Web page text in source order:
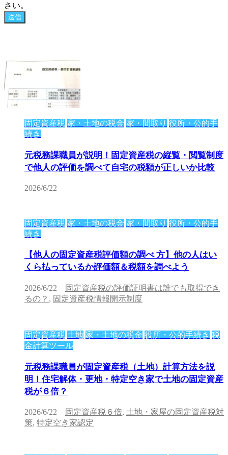
さい。
固定資産税 家・土地の税金 家・間取り 役所・公的手
続き
元税務課職員が説明！固定資産税の縦覧・閲覧制度
で他人の評価を調べて自宅の税額が正しいか比較
2026/6/22
固定資産税 家・土地の税金 家・間取り 役所・公的手
続き
【他人の固定資産税評価額の調べ 方】他の人はい
くら払っているか評価額＆税額を調べよう
2026/6/22
固定資産税の評価証明書は誰でも取得でき
るの？ , 固定資産税情報開示制度
固定資産税 土地 家・土地の税金 役所・公的手続き 税
金計算ツール
元税務課職員が固定資産税（土地）計算方法を説
明！住宅解体・更地・特定空き家で土地の固定資産
税が６倍？
2026/6/22 固定資産税６倍, 土地・家屋の固定資産税対
策, 特定空き家認定